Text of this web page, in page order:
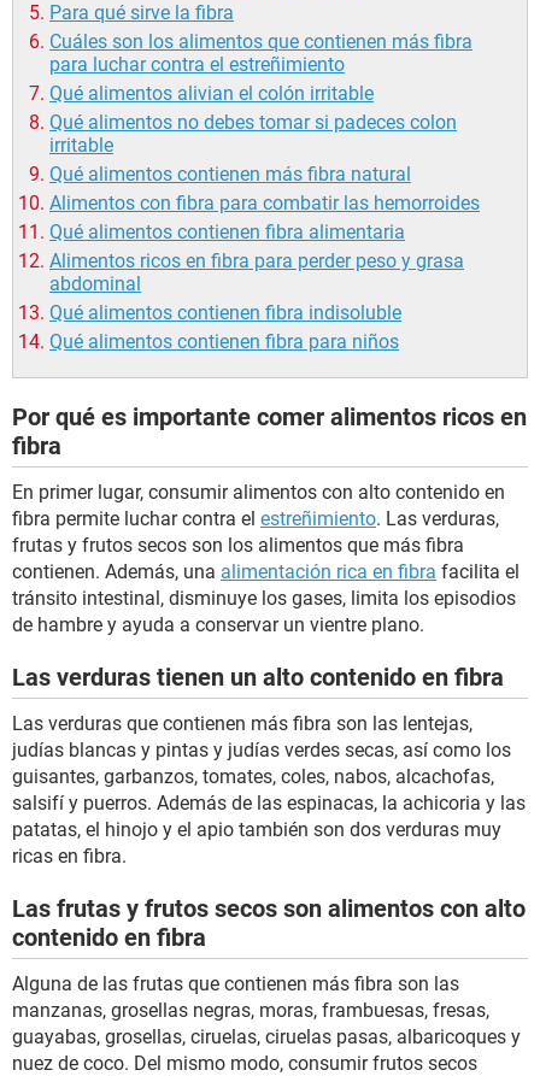
Para qué sirve la fibra
Cuáles son los alimentos que contienen más fibra
para luchar contra el estreñimiento
Qué alimentos alivian el colón irritable
Qué alimentos no debes tomar si padeces colon
irritable
Qué alimentos contienen más fibra natural
Alimentos con fibra para combatir las hemorroides
Qué alimentos contienen fibra alimentaria
Alimentos ricos en fibra para perder peso y grasa
abdominal
Qué alimentos contienen fibra indisoluble
Qué alimentos contienen fibra para niños
Por qué es importante comer alimentos ricos en
fibra
En primer lugar, consumir alimentos con alto contenido en
fibra permite luchar contra el estreñimiento. Las verduras,
frutas y frutos secos son los alimentos que más fibra
contienen. Además, una alimentación rica en fibra facilita el
tránsito intestinal, disminuye los gases, limita los episodios
de hambre y ayuda a conservar un vientre plano.
Las verduras tienen un alto contenido en fibra
Las verduras que contienen más fibra son las lentejas,
judías blancas y pintas y judías verdes secas, así como los
guisantes, garbanzos, tomates, coles, nabos, alcachofas,
salsifí y puerros. Además de las espinacas, la achicoria y las
patatas, el hinojo y el apio también son dos verduras muy
ricas en fibra.
Las frutas y frutos secos son alimentos con alto
contenido en fibra
Alguna de las frutas que contienen más fibra son las
manzanas, grosellas negras, moras, frambuesas, fresas,
guayabas, grosellas, ciruelas, ciruelas pasas, albaricoques y
nuez de coco. Del mismo modo, consumir frutos secos